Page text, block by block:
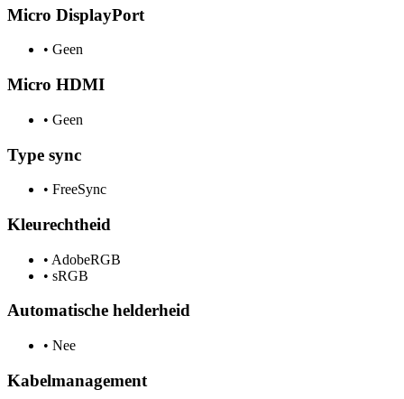
Micro DisplayPort
• Geen
Micro HDMI
• Geen
Type sync
• FreeSync
Kleurechtheid
• AdobeRGB
• sRGB
Automatische helderheid
• Nee
Kabelmanagement